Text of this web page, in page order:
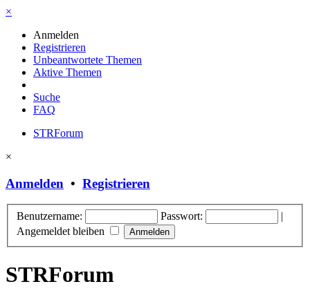
×
Anmelden
Registrieren
Unbeantwortete Themen
Aktive Themen
Suche
FAQ
STRForum
×
Anmelden • Registrieren
Benutzername: Passwort:
|
Angemeldet bleiben
STRForum